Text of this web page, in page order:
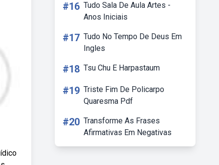
#16 Tudo Sala De Aula Artes -
Anos Iniciais
#17 Tudo No Tempo De Deus Em
Ingles
#18 Tsu Chu E Harpastaum
#19 Triste Fim De Policarpo
Quaresma Pdf
#20 Transforme As Frases
Afirmativas Em Negativas